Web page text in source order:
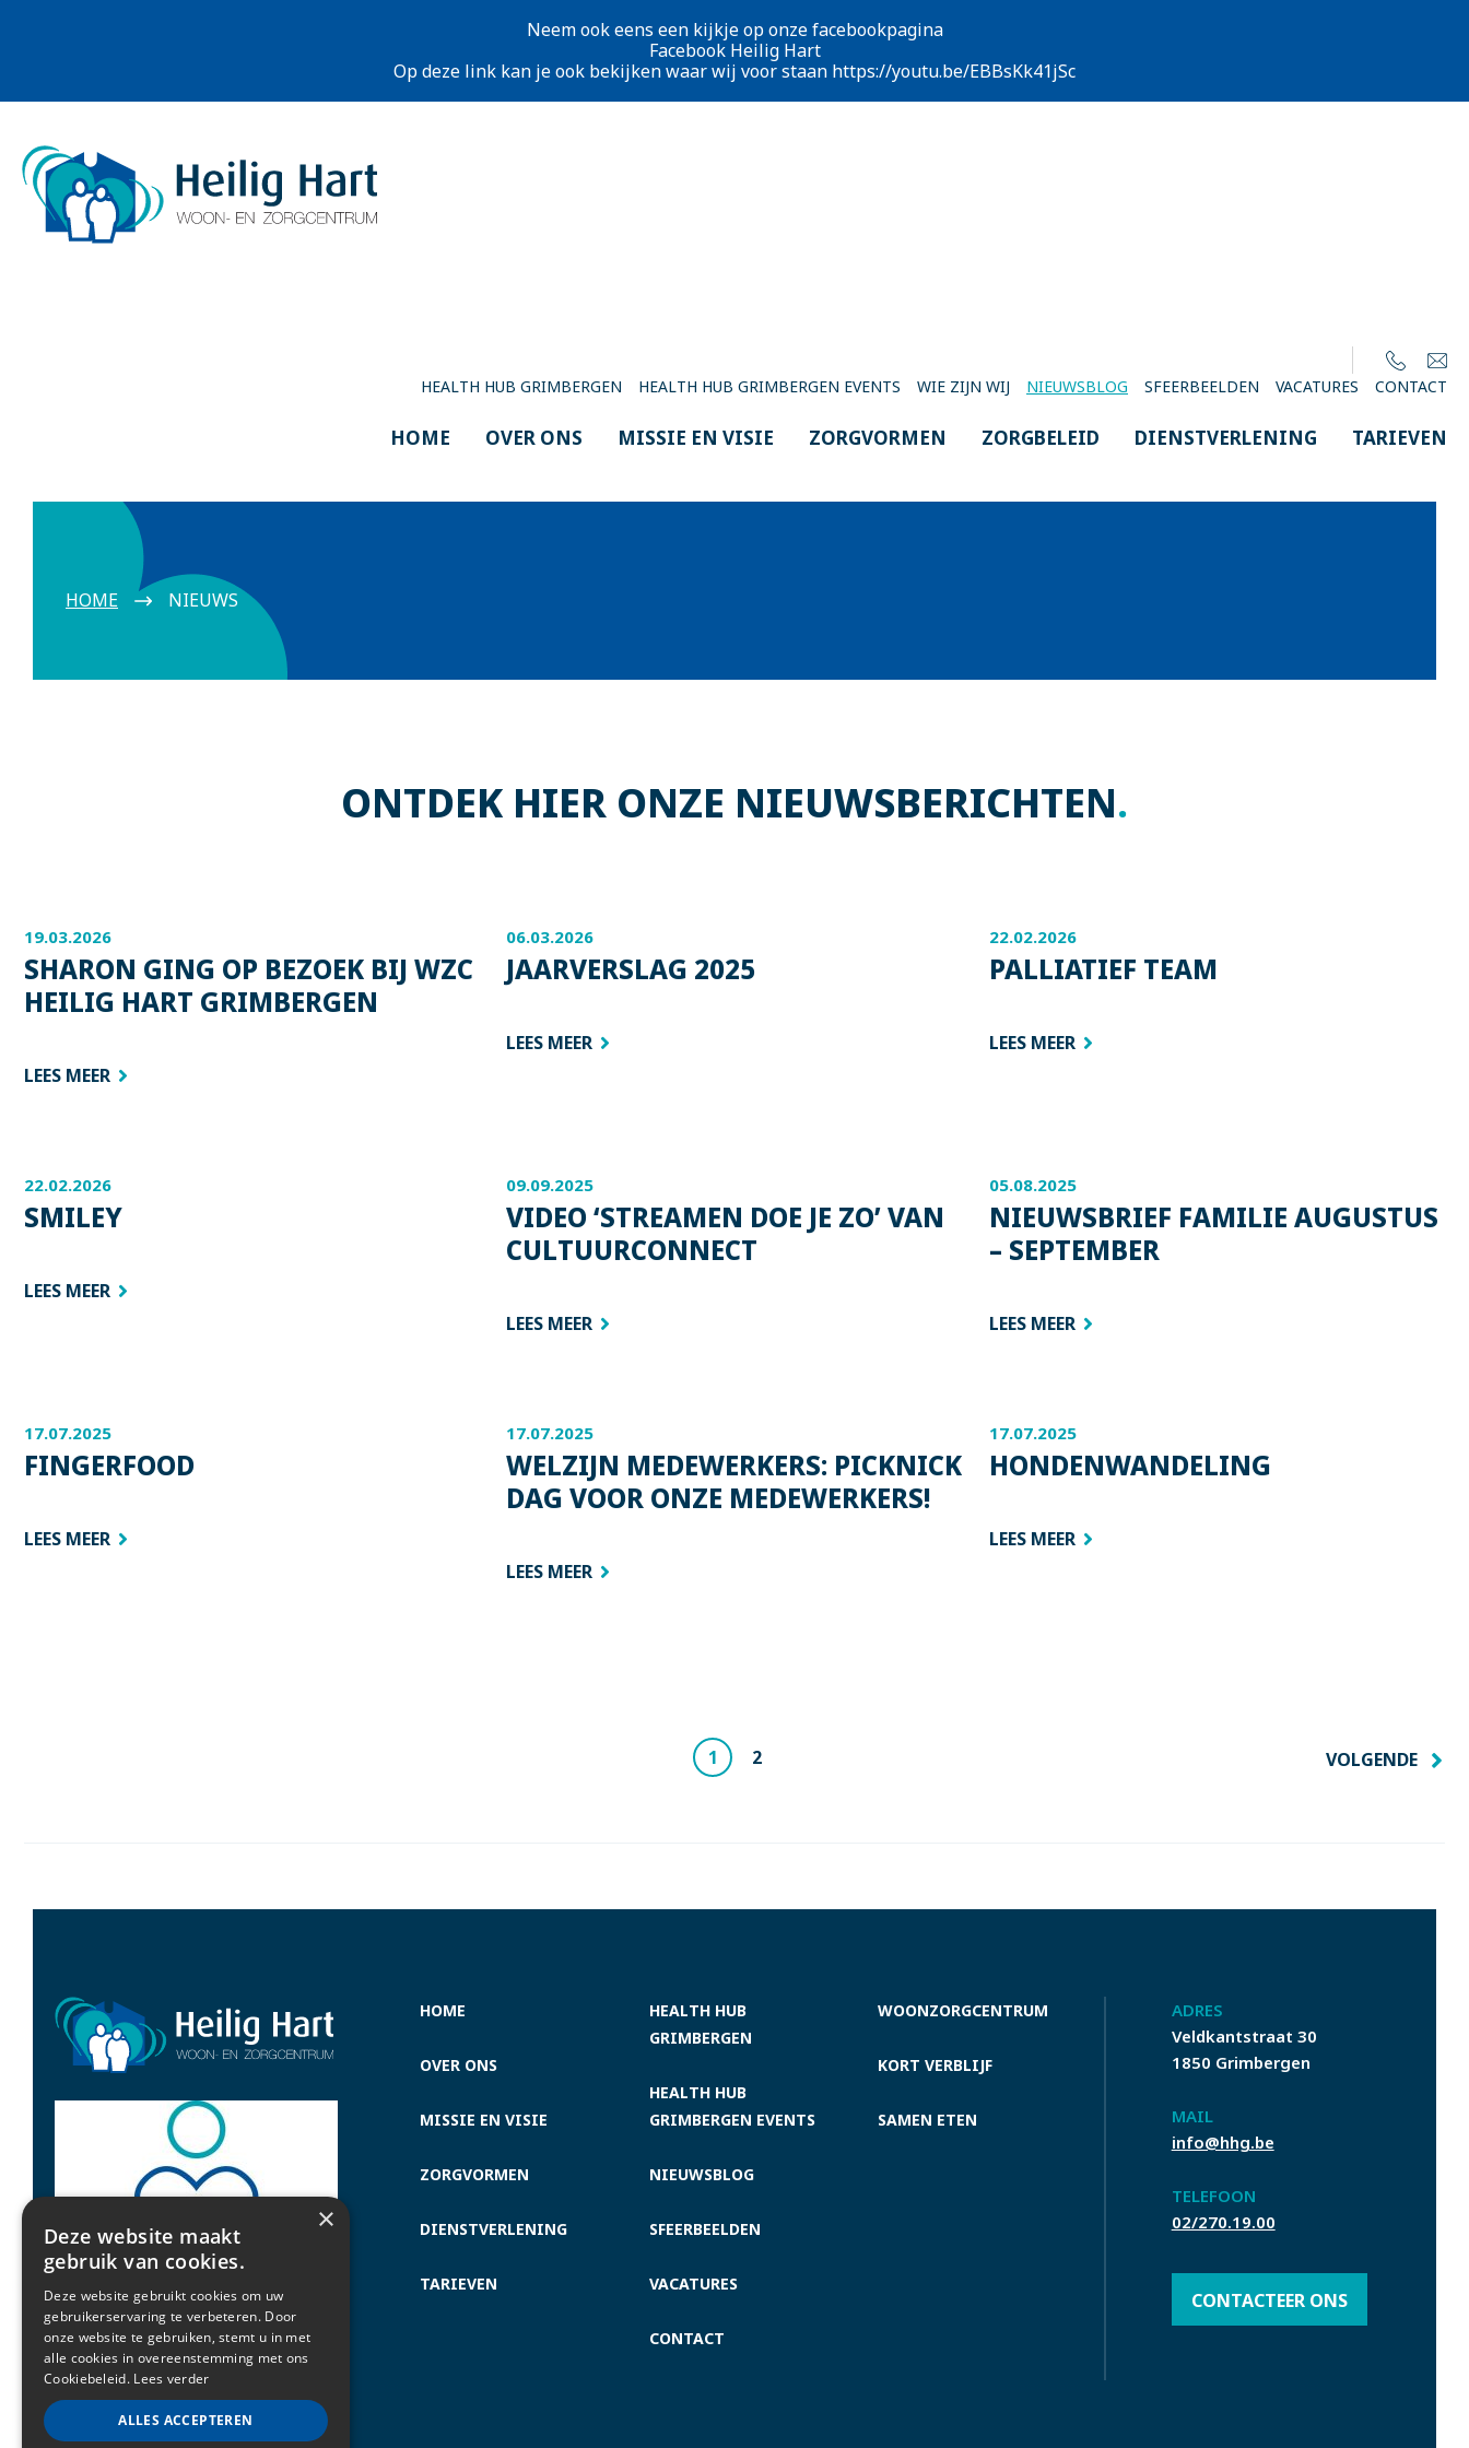
Neem ook eens een kijkje op onze facebookpagina
Facebook Heilig Hart
Op deze link kan je ook bekijken waar wij voor staan https://youtu.be/EBBsKk41jSc
HEALTH HUB GRIMBERGEN HEALTH HUB GRIMBERGEN EVENTS WIE ZIJN WIJ NIEUWSBLOG SFEERBEELDEN VACATURES CONTACT
HOME OVER ONS MISSIE EN VISIE ZORGVORMEN ZORGBELEID DIENSTVERLENING TARIEVEN
HOME NIEUWS
ONTDEK HIER ONZE NIEUWSBERICHTEN.
19.03.2026
SHARON GING OP BEZOEK BIJ WZC
HEILIG HART GRIMBERGEN
LEES MEER
06.03.2026
JAARVERSLAG 2025
LEES MEER
22.02.2026
PALLIATIEF TEAM
LEES MEER
22.02.2026
SMILEY
LEES MEER
09.09.2025
VIDEO ‘STREAMEN DOE JE ZO’ VAN
CULTUURCONNECT
LEES MEER
05.08.2025
NIEUWSBRIEF FAMILIE AUGUSTUS
– SEPTEMBER
LEES MEER
17.07.2025
FINGERFOOD
LEES MEER
17.07.2025
WELZIJN MEDEWERKERS: PICKNICK
DAG VOOR ONZE MEDEWERKERS!
LEES MEER
17.07.2025
HONDENWANDELING
LEES MEER
1 2 VOLGENDE
HOME
OVER ONS
MISSIE EN VISIE
ZORGVORMEN
DIENSTVERLENING
TARIEVEN
HEALTH HUB
GRIMBERGEN
HEALTH HUB
GRIMBERGEN EVENTS
NIEUWSBLOG
SFEERBEELDEN
VACATURES
CONTACT
WOONZORGCENTRUM
KORT VERBLIJF
SAMEN ETEN
ADRES
Veldkantstraat 30
1850 Grimbergen
MAIL
info@hhg.be
TELEFOON
02/270.19.00
CONTACTEER ONS
×
Deze website maakt
gebruik van cookies.
Deze website gebruikt cookies om uw
gebruikerservaring te verbeteren. Door
onze website te gebruiken, stemt u in met
alle cookies in overeenstemming met ons
Cookiebeleid. Lees verder
ALLES ACCEPTEREN